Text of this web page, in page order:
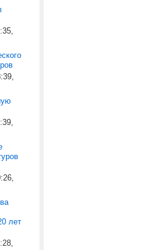
лет